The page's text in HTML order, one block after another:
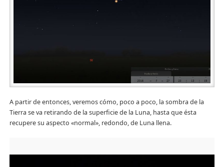
A partir de entonces, veremos cómo, poco a poco, la sombra de la
Tierra se va retirando de la superficie de la Luna, hasta que ésta
recupere su aspecto «normal», redondo, de Luna llena.